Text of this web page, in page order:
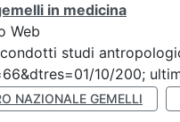
in medicina
Web
studi
10/200;
NAZIONALE GEMELLI